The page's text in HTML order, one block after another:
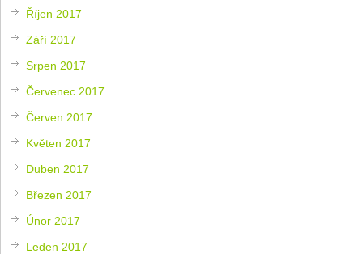
Říjen 2017
Září 2017
Srpen 2017
Červenec 2017
Červen 2017
Květen 2017
Duben 2017
Březen 2017
Únor 2017
Leden 2017